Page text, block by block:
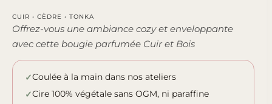
CUIR • CÈDRE • TONKA
Offrez-vous une ambiance cozy et enveloppante
avec cette bougie parfumée Cuir et Bois
Coulée à la main dans nos ateliers
Cire 100% végétale sans OGM, ni paraffine